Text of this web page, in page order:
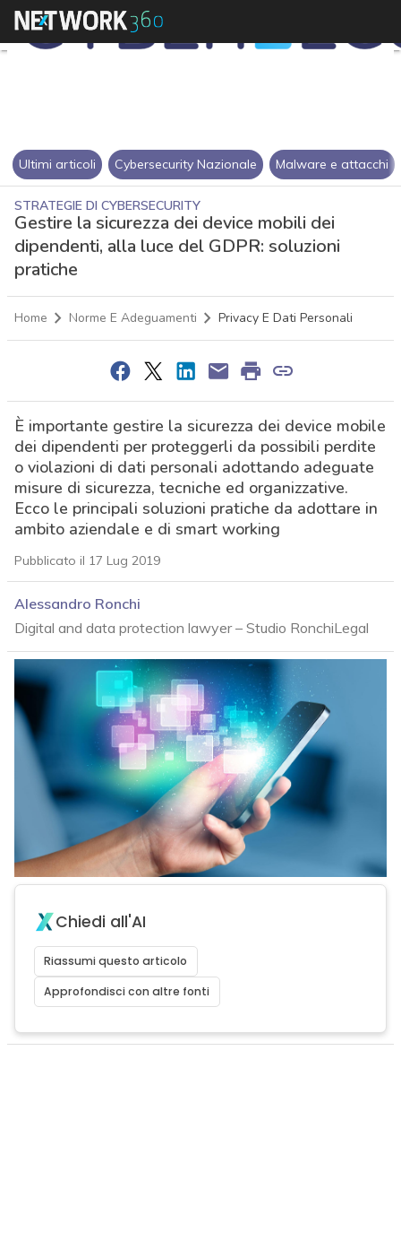
Ultimi articoli Cybersecurity Nazionale Malware e attacchi
STRATEGIE DI CYBERSECURITY
Gestire la sicurezza dei device mobili dei
dipendenti, alla luce del GDPR: soluzioni
pratiche
Home Norme E Adeguamenti Privacy E Dati Personali
È importante gestire la sicurezza dei device mobile
dei dipendenti per proteggerli da possibili perdite
o violazioni di dati personali adottando adeguate
misure di sicurezza, tecniche ed organizzative.
Ecco le principali soluzioni pratiche da adottare in
ambito aziendale e di smart working
Pubblicato il 17 Lug 2019
Alessandro Ronchi
Digital and data protection lawyer – Studio RonchiLegal
Chiedi all'AI
Riassumi questo articolo
Approfondisci con altre fonti